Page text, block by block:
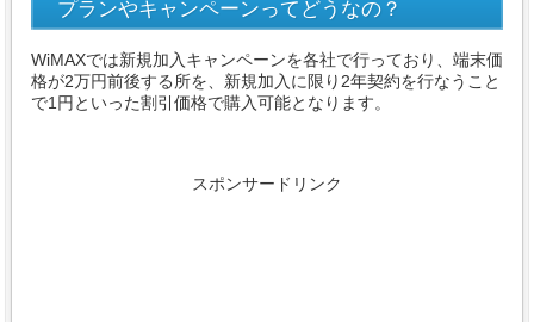
プランやキャンペーンってどうなの？
WiMAXでは新規加入キャンペーンを各社で行っており、端末価
格が2万円前後する所を、新規加入に限り2年契約を行なうこと
で1円といった割引価格で購入可能となります。
スポンサードリンク